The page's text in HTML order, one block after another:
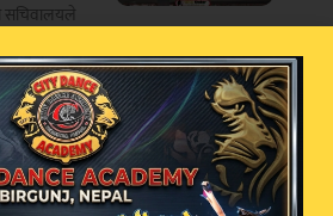
सचिवालयले
कुकुर
भाइरल
आफूलाई
लाख